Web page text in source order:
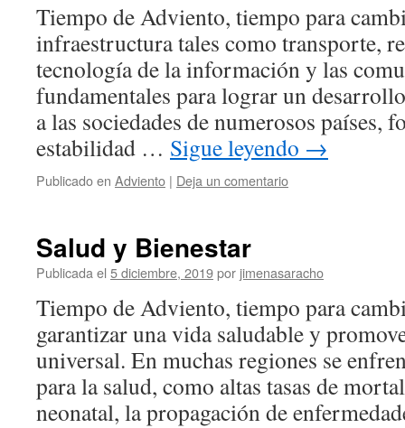
Tiempo de Adviento, tiempo para
infraestructura tales como transporte,
tecnología de la información y las
fundamentales para lograr un
a las sociedades de numerosos países,
estabilidad … Sigue leyendo →
Publicado en Adviento | Deja un comentario
Salud y Bienestar
Publicada el 5 diciembre, 2019por jimenasaracho
Tiempo de Adviento, tiempo para
garantizar una vida saludable y
universal. En muchas regiones se
para la salud, como altas tasas de
neonatal, la propagación de